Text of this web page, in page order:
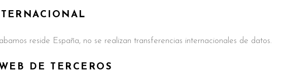
reside España, no se realizan transferencias internacionales de datos.
DE TERCEROS